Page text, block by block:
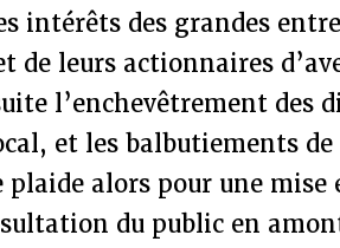
intérêts des grandes
de leurs actionnaires
l’enchevêtrement des
et les balbutiements de
alors pour une mise
du public en